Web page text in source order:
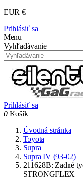
EUR €
Prihlásiť sa
Menu
Vyhľadávanie
Prihlásiť sa
0 Košík
Úvodná stránka
Toyota
Supra
Supra IV (93-02)
211628B: Zadné
STRONGFLEX